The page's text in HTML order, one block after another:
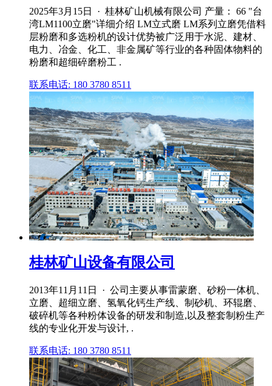
2025年3月15日 · 桂林矿山机械有限公司 产量： 66 "台
湾LM1100立磨"详细介绍 LM立式磨 LM系列立磨凭借料
层粉磨和多选粉机的设计优势被广泛用于水泥、建材、
电力、冶金、化工、非金属矿等行业的各种固体物料的
粉磨和超细碎磨粉工 .
联系电话: 180 3780 8511
桂林矿山设备有限公司
2013年11月11日 · 公司主要从事雷蒙磨、砂粉一体机、
立磨、超细立磨、氢氧化钙生产线、制砂机、环辊磨、
破碎机等各种粉体设备的研发和制造,以及整套制粉生产
线的专业化开发与设计, .
联系电话: 180 3780 8511